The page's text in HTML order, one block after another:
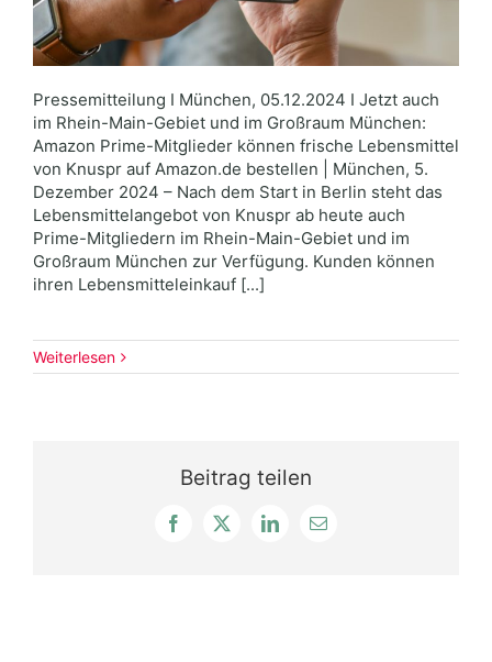
Pressemitteilung I München, 05.12.2024 I Jetzt auch
im Rhein-Main-Gebiet und im Großraum München:
Amazon Prime-Mitglieder können frische Lebensmittel
von Knuspr auf Amazon.de bestellen | München, 5.
Dezember 2024 – Nach dem Start in Berlin steht das
Lebensmittelangebot von Knuspr ab heute auch
Prime-Mitgliedern im Rhein-Main-Gebiet und im
Großraum München zur Verfügung. Kunden können
ihren Lebensmitteleinkauf [...]
Weiterlesen
Beitrag teilen
Facebook
X LinkedIn
E-